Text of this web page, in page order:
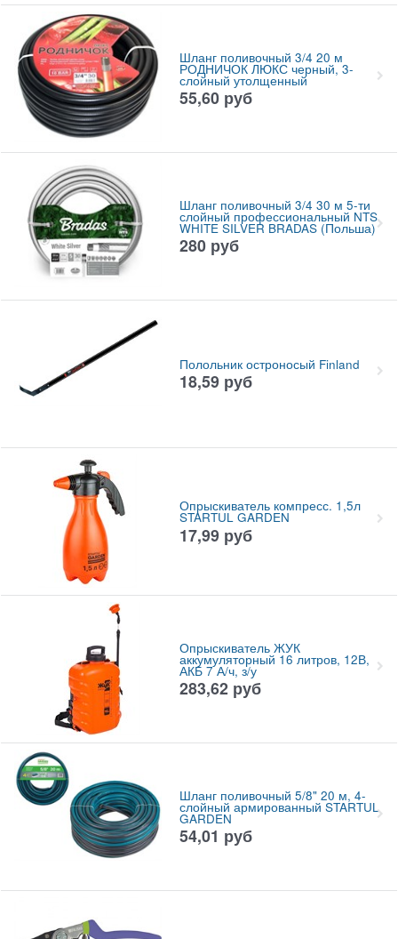
Шланг поливочный 3/4 20 м
РОДНИЧОК ЛЮКС черный, 3-
слойный утолщенный
55,60 руб
Шланг поливочный 3/4 30 м 5-ти
слойный профессиональный NTS
WHITE SILVER BRADAS (Польша)
280 руб
Полольник остроносый Finland
18,59 руб
Опрыскиватель компресс. 1,5л
STARTUL GARDEN
17,99 руб
Опрыскиватель ЖУК
аккумуляторный 16 литров, 12В,
АКБ 7 А/ч, з/у
283,62 руб
Шланг поливочный 5/8" 20 м, 4-
слойный армированный STARTUL
GARDEN
54,01 руб